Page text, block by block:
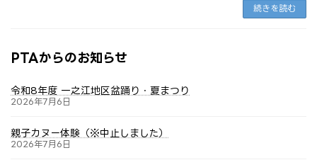
続きを読む
PTAからのお知らせ
令和8年度 一之江地区盆踊り・夏まつり
2026年7月6日
親子カヌー体験（※中止しました）
2026年7月6日